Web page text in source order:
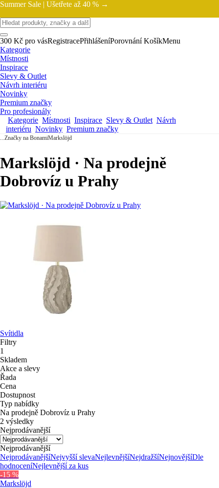
Summer Sale | Ušetřete až 40 % →
300 Kč pro vásRegistracePřihlášeníPorovnání KošíkMenu
Kategorie
Místnosti
Inspirace
Slevy & Outlet
Návrh interiéru
Novinky
Premium značky
Pro profesionály
Kategorie Místnosti Inspirace Slevy & Outlet Návrh
interiéru Novinky Premium značky
...Značky na BonamiMarkslöjd
Markslöjd · Na prodejně
Dobrovíz u Prahy
Svítidla
Filtry
1
Skladem
Akce a slevy
Řada
Cena
Dostupnost
Typ nabídky
Na prodejně Dobrovíz u Prahy
2 výsledky
Nejprodávanější
Nejprodávanější
NejprodávanějšíNejvyšší slevaNejlevnějšíNejdražšíNejnovějšíDle
hodnoceníNejlevnější za kus
-15 %
Markslöjd